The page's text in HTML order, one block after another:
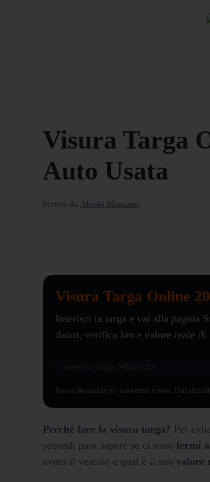
Visura Targa
Auto Usata
Scritto da Alessio Marzano.
Visura Targa Online
Inserisci la targa e vai alla pagina
danni, verifica km e valore reale di
Report disponibile per autovetture e moto. Dati
Perché fare la visura targa? Per
secondi puoi sapere se ci sono fermi
avuto il veicolo e qual è il suo valore